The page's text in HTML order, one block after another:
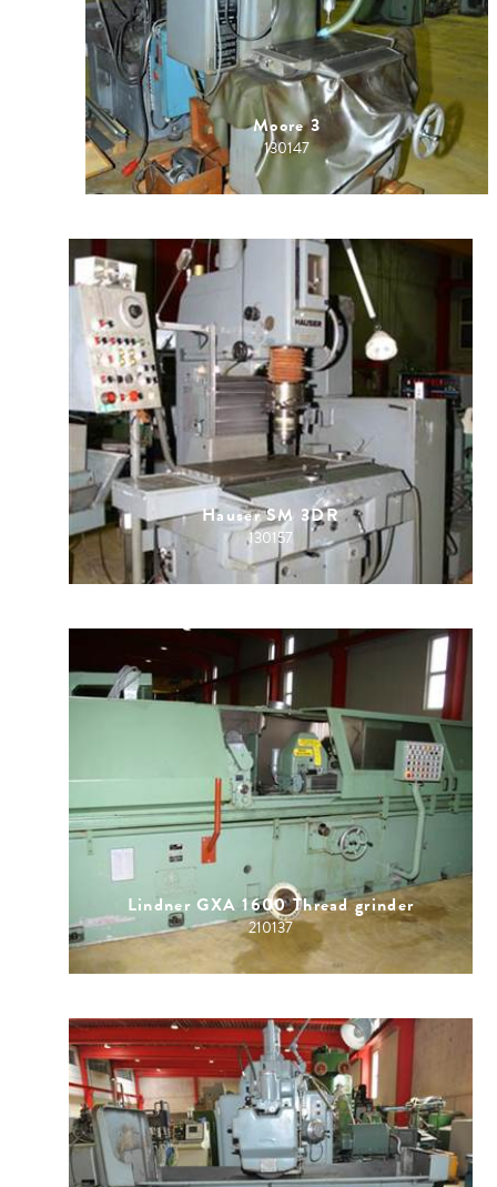
Moore 3
130147
Hauser SM 3DR
130157
Lindner GXA 1600 Thread grinder
210137